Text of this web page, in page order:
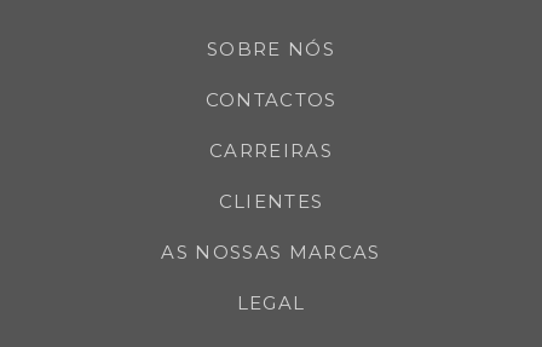
SOBRE NÓS
CONTACTOS
CARREIRAS
CLIENTES
AS NOSSAS MARCAS
LEGAL